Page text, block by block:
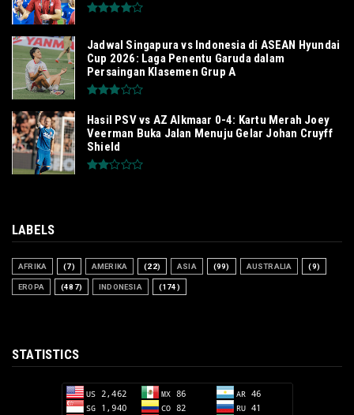
Jadwal Singapura vs Indonesia di ASEAN Hyundai
Cup 2026: Laga Penentu Garuda dalam
Persaingan Klasemen Grup A
Hasil PSV vs AZ Alkmaar 0-4: Kartu Merah Joey
Veerman Buka Jalan Menuju Gelar Johan Cruyff
Shield
LABELS
AFRIKA (7) AMERIKA (22) ASIA (99) AUSTRALIA (9)
EROPA (487) INDONESIA (174)
STATISTICS